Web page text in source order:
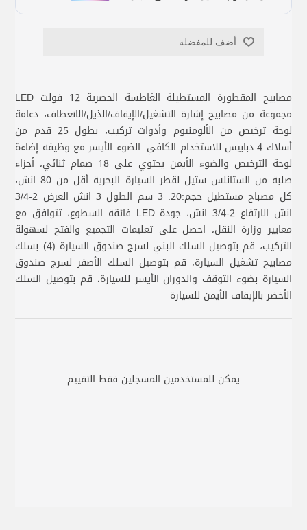
أضف للمفضلة
مصابيح المقطورة المستطيلة الغاطسة الحصرية 12 فولت LED
مجموعة من مصابيح إشارة التشغيل/الإيقاف/الذيل/الانعطاف، دعامة
لوحة ترخيص من الألومنيوم وأدوات تركيب، بطول 25 قدم من
أسلاك 4 دبابيس للاستخدام الكافي. الضوء الأيسر مع وظيفة إضاءة
لوحة الترخيص والضوء الأيمن يحتوي على 18 صمام ثنائي، أجزاء
صلبة من الستانلس ستيل لقطر السيارة البحرية أقل من 80 انش،
كل مصباح مستطيل حجم:20. 3 سم الطول 3 انش العرض 2-3/4
انش الارتفاع 2-3/4 انش، جودة LED فائقة السطوع، تتوافق مع
معايير وزارة النقل، احصل على تعليمات التجميع والفتح لسهولة
التركيب، قم بتوصيل السلك البني لسرج صندوق السيارة (4) بسلك
مصابيح تشغيل السيارة، قم بتوصيل السلك الأصفر لسرج صندوق
السيارة بضوء التوقف والدوران الأيسر للسيارة، قم بتوصيل السلك
الأخضر بالإيقاف الأيمن للسيارة
يمكن للمستخدمين المسجلين فقط التقييم